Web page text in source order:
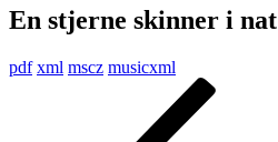
En stjerne skinner i nat
pdf xml mscz musicxml
Indlægsnavigation